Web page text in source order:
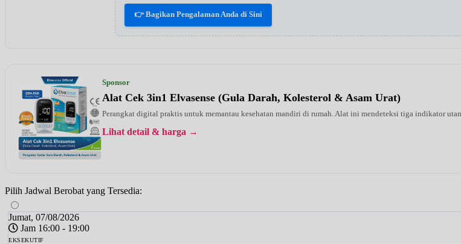
👉 Bagikan Pengalaman Anda di Sini
Sponsor
Alat Cek 3in1 Elvasense (Gula Darah, Kolesterol & Asam Urat)
Perangkat digital praktis untuk memantau kesehatan mandiri di rumah. Alat ini mendeteksi tiga indikator
Lihat detail & harga →
Pilih Jadwal Berobat yang Tersedia:
Jumat, 07/08/2026
Jam 16:00 - 19:00
EKSEKUTIF